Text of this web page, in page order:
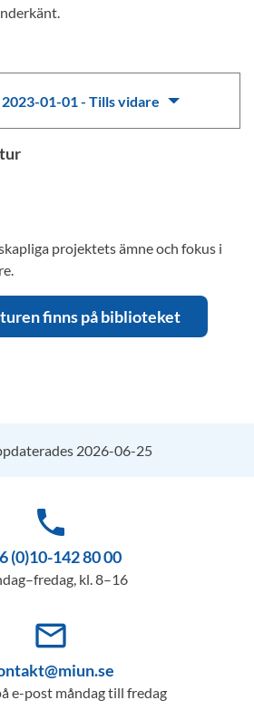
2023-01-01 - Tills vidare
projektets ämne och fokus i
finns på biblioteket
2026-06-25
phone
(0)10-142 80 00
kl. 8–16
mail_outline
e-post måndag till fredag